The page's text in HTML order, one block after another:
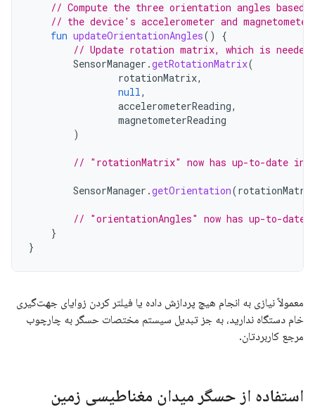
// Compute the three orientation angles based
// the device's accelerometer and
fun updateOrientationAngles()
{
// Update rotation matrix, which is
SensorManager .getRotationMatrix(
rotationMatrix,
null,
accelerometerReading,
magnetometerReading
)
// "rotationMatrix" now has up-to-date
SensorManager .getOrientation(
// "orientationAngles" now has up-to-date
}
}
معمولاً نیازی به انجام هیچ پردازش داده یا فیلتر کردن زوایای جهت‌گیری
خام دستگاه ندارید، به جز تبدیل سیستم مختصات حسگر به چارچوب
مرجع کاربردتان.
استفاده از حسگر میدان مغناطیسی زمین